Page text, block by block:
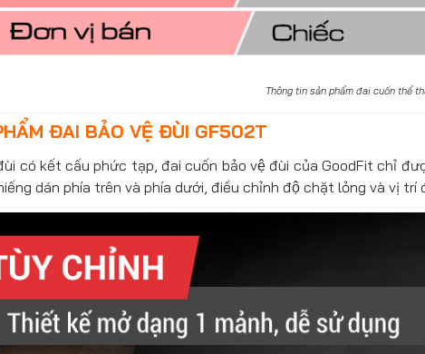
Thông tin sản phẩm đai cuốn thể
ĐAI BẢO VỆ ĐÙI GF502T
có kết cấu phức tạp, đai cuốn bảo vệ đùi của GoodFit chỉ
dán phía trên và phía dưới, điều chỉnh độ chặt lỏng và vị trí